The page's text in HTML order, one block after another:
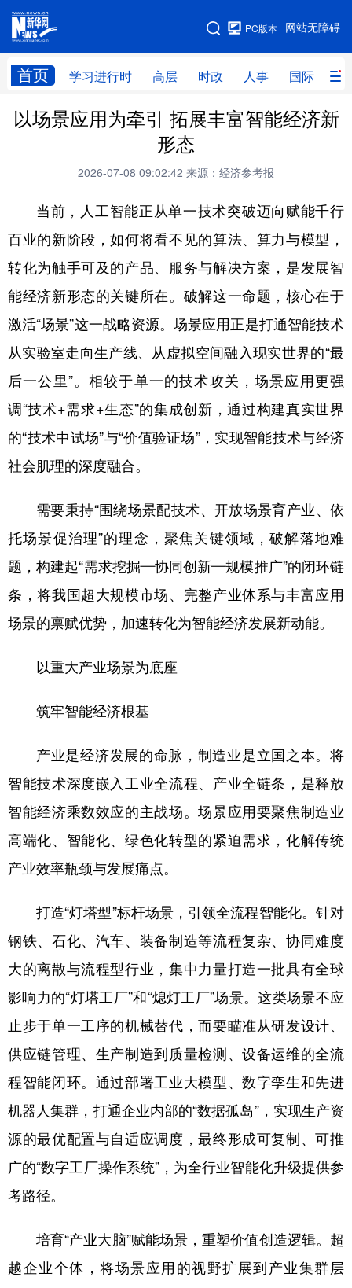
网站无障碍
PC版本
首页 学习进行时 高层 时政 人事 国际 财
网站地图
学习进行时 高层 时政 人事
科技 科创 量子 体育
文化 书画 健康 军事
法律 中央文件 金融 汽车
食品 人居 信息化 数字经济
学术中国 乡村振兴 银龄 溯源中国
城市 旅游 能源 会展
彩票 娱乐 时尚 悦读
文化产业
地方频道
浙江 安徽
山东 河南
陕西 甘肃 青海 宁夏
新疆 内蒙古 黑龙江
English Español Français عربى
Русский язык 日本語 한국어
Deutsch Português
以场景应用为牵引 拓展丰富智能经济新
形态
2026-07-08 09:02:42 来源：经济参考报
当前，人工智能正从单一技术突破迈向赋能千行
百业的新阶段，如何将看不见的算法、算力与模型，
转化为触手可及的产品、服务与解决方案，是发展智
能经济新形态的关键所在。破解这一命题，核心在于
激活“场景”这一战略资源。场景应用正是打通智能技术
从实验室走向生产线、从虚拟空间融入现实世界的“最
后一公里”。相较于单一的技术攻关，场景应用更强
调“技术+需求+生态”的集成创新，通过构建真实世界
的“技术中试场”与“价值验证场”，实现智能技术与经济
社会肌理的深度融合。
需要秉持“围绕场景配技术、开放场景育产业、依
托场景促治理”的理念，聚焦关键领域，破解落地难
题，构建起“需求挖掘—协同创新—规模推广”的闭环链
条，将我国超大规模市场、完整产业体系与丰富应用
场景的禀赋优势，加速转化为智能经济发展新动能。
以重大产业场景为底座
筑牢智能经济根基
产业是经济发展的命脉，制造业是立国之本。将
智能技术深度嵌入工业全流程、产业全链条，是释放
智能经济乘数效应的主战场。场景应用要聚焦制造业
高端化、智能化、绿色化转型的紧迫需求，化解传统
产业效率瓶颈与发展痛点。
打造“灯塔型”标杆场景，引领全流程智能化。针对
钢铁、石化、汽车、装备制造等流程复杂、协同难度
大的离散与流程型行业，集中力量打造一批具有全球
影响力的“灯塔工厂”和“熄灯工厂”场景。这类场景不应
止步于单一工序的机械替代，而要瞄准从研发设计、
供应链管理、生产制造到质量检测、设备运维的全流
程智能闭环。通过部署工业大模型、数字孪生和先进
机器人集群，打通企业内部的“数据孤岛”，实现生产资
源的最优配置与自适应调度，最终形成可复制、可推
广的“数字工厂操作系统”，为全行业智能化升级提供参
考路径。
培育“产业大脑”赋能场景，重塑价值创造逻辑。超
越企业个体，将场景应用的视野扩展到产业集群层